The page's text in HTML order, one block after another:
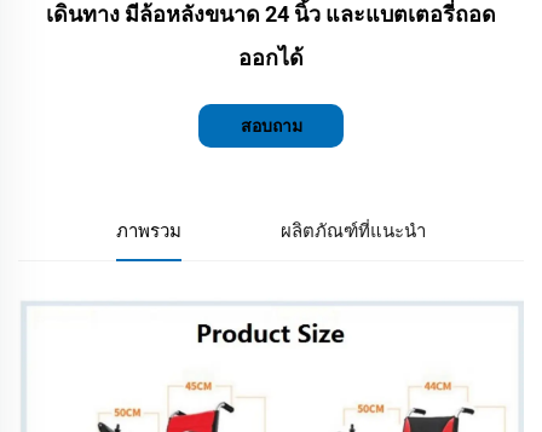
เดินทาง มีล้อหลังขนาด 24 นิ้ว และแบตเตอรี่ถอด
ออกได้
สอบถาม
ภาพรวม ผลิตภัณฑ์ที่แนะนำ